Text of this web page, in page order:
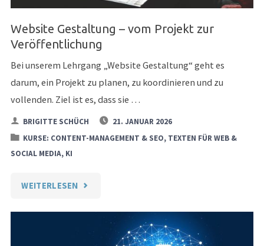
Website Gestaltung – vom Projekt zur
Veröffentlichung
Bei unserem Lehrgang „Website Gestaltung“ geht es
darum, ein Projekt zu planen, zu koordinieren und zu
vollenden. Ziel ist es, dass sie …
BRIGITTE SCHÜCH
21. JANUAR 2026
KURSE: CONTENT-MANAGEMENT & SEO, TEXTEN FÜR WEB &
SOCIAL MEDIA, KI
WEITERLESEN "WEBSITE